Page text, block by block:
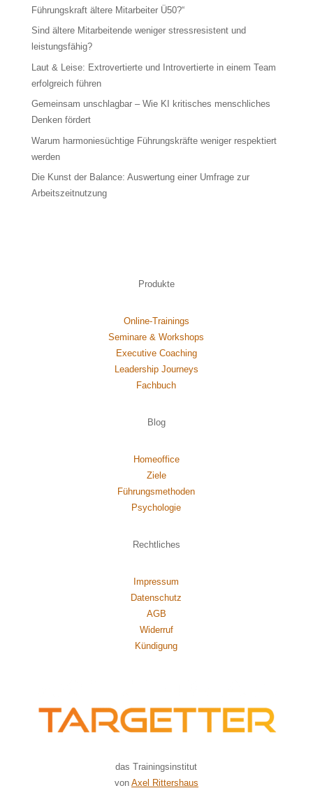
Führungskraft ältere Mitarbeiter Ü50?“
Sind ältere Mitarbeitende weniger stressresistent und
leistungsfähig?
Laut & Leise: Extrovertierte und Introvertierte in einem Team
erfolgreich führen
Gemeinsam unschlagbar – Wie KI kritisches menschliches
Denken fördert
Warum harmoniesüchtige Führungskräfte weniger respektiert
werden
Die Kunst der Balance: Auswertung einer Umfrage zur
Arbeitszeitnutzung
Produkte
Online-Trainings
Seminare & Workshops
Executive Coaching
Leadership Journeys
Fachbuch
Blog
Homeoffice
Ziele
Führungsmethoden
Psychologie
Rechtliches
Impressum
Datenschutz
AGB
Widerruf
Kündigung
das Trainingsinstitut
von Axel Rittershaus